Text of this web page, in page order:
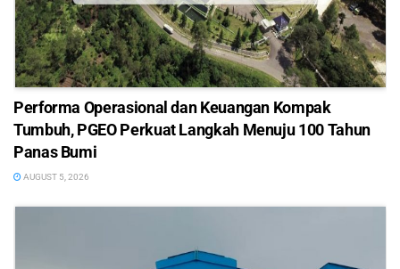
Performa Operasional dan Keuangan Kompak
Tumbuh, PGEO Perkuat Langkah Menuju 100 Tahun
Panas Bumi
AUGUST 5, 2026